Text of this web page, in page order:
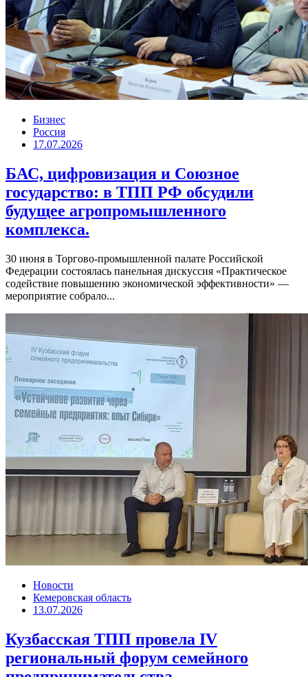
Бизнес
Россия
17.07.2026
БАС, цифровизация и Союзное
государство: в ТПП РФ обсудили
будущее агропромышленного
комплекса.
30 июня в Торгово-промышленной палате Российской
Федерации состоялась панельная дискуссия «Практическое
содействие повышению экономической эффективности» —
мероприятие собрало...
Новости
Кемеровская область
13.07.2026
Кузбасская ТПП провела IV
региональный форум семейного